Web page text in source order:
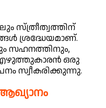
സ്ത്രീത്വത്തിന്
ശ്രദ്ധേയമാണ്.
സഹനത്തിനും,
എഴുത്തുകാരൻ ഒരു
സ്വീകരിക്കുന്നു.